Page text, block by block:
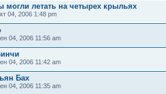
могли летать на четырех крыльях
04, 2006 1:48 pm
04, 2006 11:56 am
04, 2006 11:42 am
Бах
04, 2006 11:35 am